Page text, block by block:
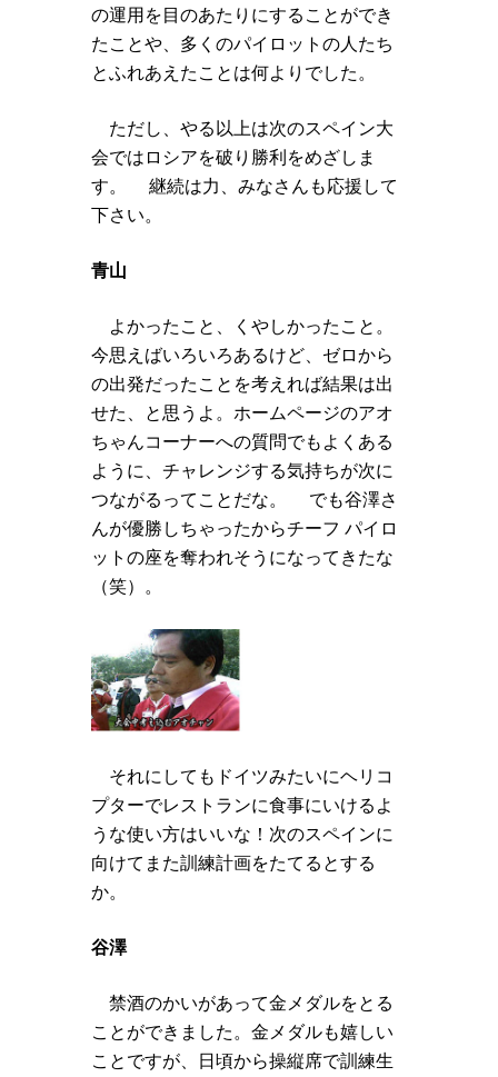
の運用を目のあたりにすることができ
たことや、多くのパイロットの人たち
とふれあえたことは何よりでした。
ただし、やる以上は次のスペイン大
会ではロシアを破り勝利をめざしま
す。 継続は力、みなさんも応援して
下さい。
青山
よかったこと、くやしかったこと。
今思えばいろいろあるけど、ゼロから
の出発だったことを考えれば結果は出
せた、と思うよ。ホームページのアオ
ちゃんコーナーへの質問でもよくある
ように、チャレンジする気持ちが次に
つながるってことだな。 でも谷澤さ
んが優勝しちゃったからチーフ パイロ
ットの座を奪われそうになってきたな
（笑）。
それにしてもドイツみたいにヘリコ
プターでレストランに食事にいけるよ
うな使い方はいいな！次のスペインに
向けてまた訓練計画をたてるとする
か。
谷澤
禁酒のかいがあって金メダルをとる
ことができました。金メダルも嬉しい
ことですが、日頃から操縦席で訓練生